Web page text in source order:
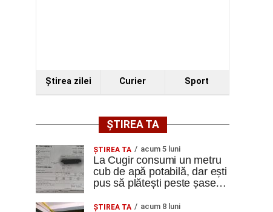
Ştirea zilei Curier Sport
ȘTIREA TA
ȘTIREA TA acum 5 luni
La Cugir consumi un metru
cub de apă potabilă, dar ești
pus să plătești peste șase…
ȘTIREA TA acum 8 luni